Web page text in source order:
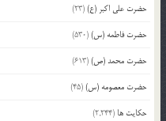
حضرت علی اکبر (ع)(23)
حضرت فاطمه (س)(530)
حضرت محمد (ص)(613)
حضرت معصومه (س)(45)
حکایت ها (2,244)